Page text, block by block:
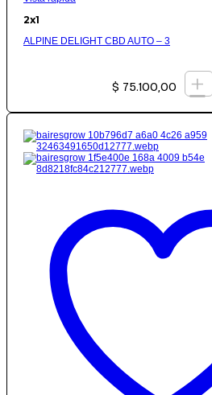
2x1
ALPINE DELIGHT CBD AUTO – 3
$ 75.100,00 +